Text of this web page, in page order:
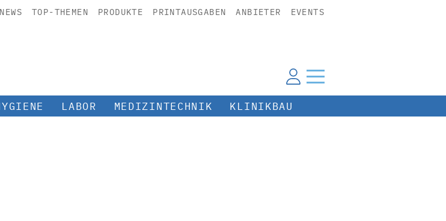
NEWS TOP-THEMEN PRODUKTE PRINTAUSGABEN ANBIETER EVENTS
LABOR MEDIZINTECHNIK KLINIKBAU